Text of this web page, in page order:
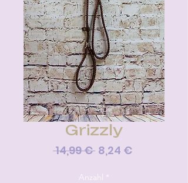
Grizzly
14,99 € Standardpreis
8,24 €Sale-
Anzahl *